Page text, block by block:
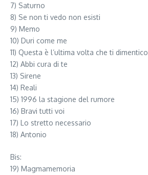
7) Saturno
8) Se non ti vedo non esisti
9) Memo
10) Duri come me
11) Questa è l’ultima volta che ti dimentico
12) Abbi cura di te
13) Sirene
14) Reali
15) 1996 la stagione del rumore
16) Bravi tutti voi
17) Lo stretto necessario
18) Antonio
Bis:
19) Magmamemoria